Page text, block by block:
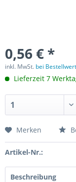
0,56 € *
inkl. MwSt. bei
Lieferzeit 7
Merken
Artikel-Nr.:
Beschreibung